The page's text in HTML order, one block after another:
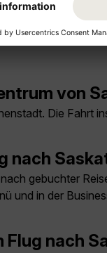
und bei
von
Die Fahrt
nach
gebuchter
und in der
nach